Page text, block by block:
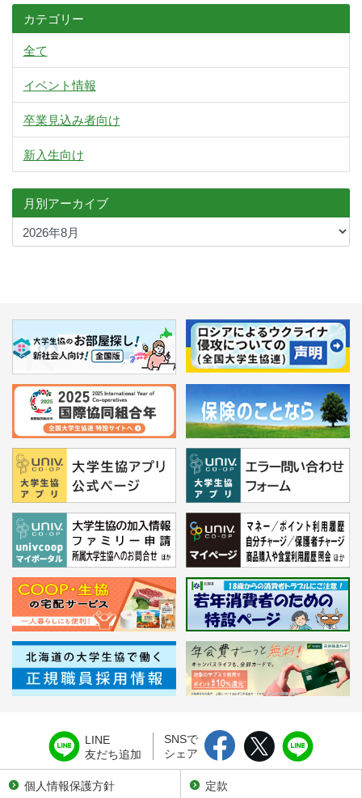
カテゴリー
全て
イベント情報
卒業見込み者向け
新入生向け
月別アーカイブ
LINE
友だち追加
SNSで
シェア
個人情報保護方針
定款